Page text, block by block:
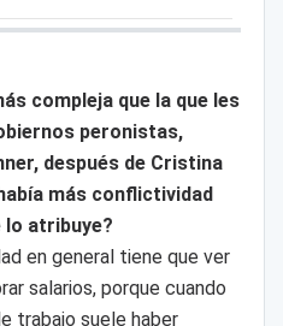
compleja que la que les
peronistas,
después de Cristina
más conflictividad
lo atribuye?
en general tiene que ver
salarios, porque cuando
trabajo suele haber